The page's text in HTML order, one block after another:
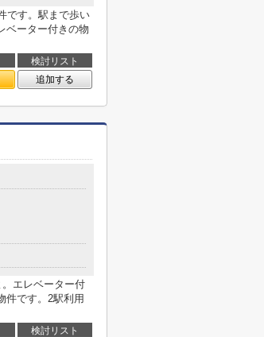
です。駅まで歩い
ベーター付きの物
検討リスト
追加する
エレベーター付
件です。2駅利用
検討リスト